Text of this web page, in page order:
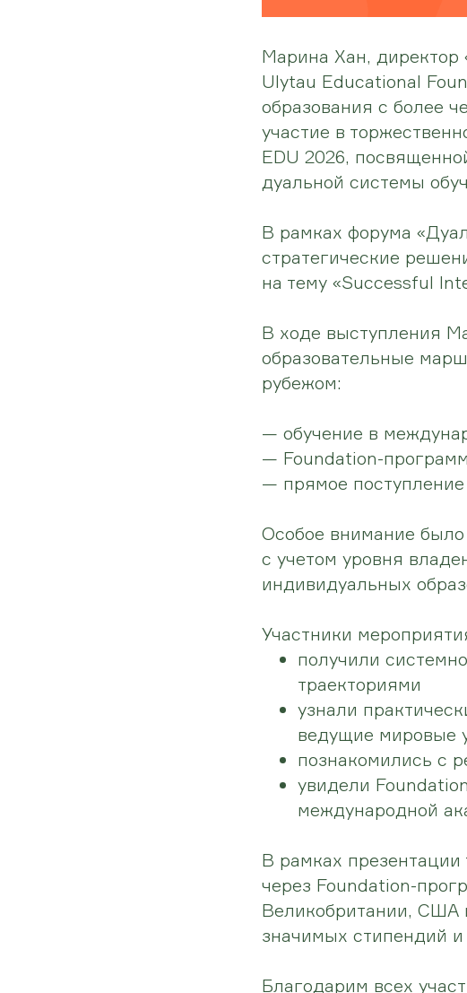
Марина Хан, директор
Ulytau Educational
образования с более
участие в
EDU 2026,
дуальной системы
В рамках форума
стратегические
на тему «Successful
В ходе выступления
образовательные
рубежом:
— обучение в
— Foundation-
— прямое
Особое внимание было
с учетом уровня
индивидуальных
Участники
получили
траекториями
узнали
ведущие мировые
познакомились с
увидели
международной
В рамках
через Foundation-
Великобритании, США
значимых стипендий
Благодарим всех